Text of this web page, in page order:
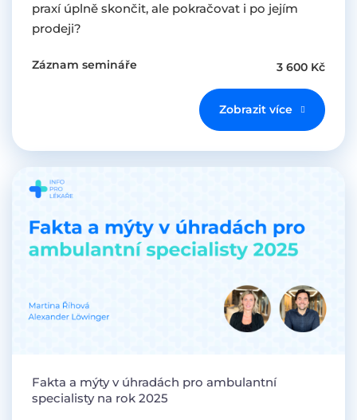
praxí úplně skončit, ale pokračovat i po jejím
prodeji?
Záznam semináře 3 600 Kč
Zobrazit více
Fakta a mýty v úhradách pro ambulantní
specialisty na rok 2025